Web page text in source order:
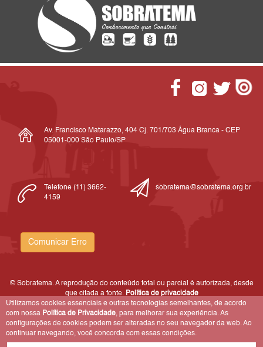
Av. Francisco Matarazzo, 404 Cj. 701/703 Água Branca - CEP
05001-000 São Paulo/SP
Telefone (11) 3662-
4159
sobratema@sobratema.org.br
Comunicar Erro
© Sobratema. A reprodução do conteúdo total ou parcial é autorizada, desde
que citada a fonte. Política de privacidade
Utilizamos cookies essenciais e outras tecnologias semelhantes, de acordo
com nossa Política de Privacidade, para melhorar sua experiência. As
configurações de cookies podem ser alteradas no seu navegador da web. Ao
continuar navegando, você concorda com essas condições.